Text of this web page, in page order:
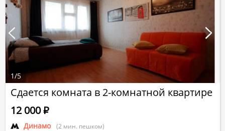
Сдается комната в 2-комнатной квартире
Динамо (2 мин. пешком)
12 000Р
1/5